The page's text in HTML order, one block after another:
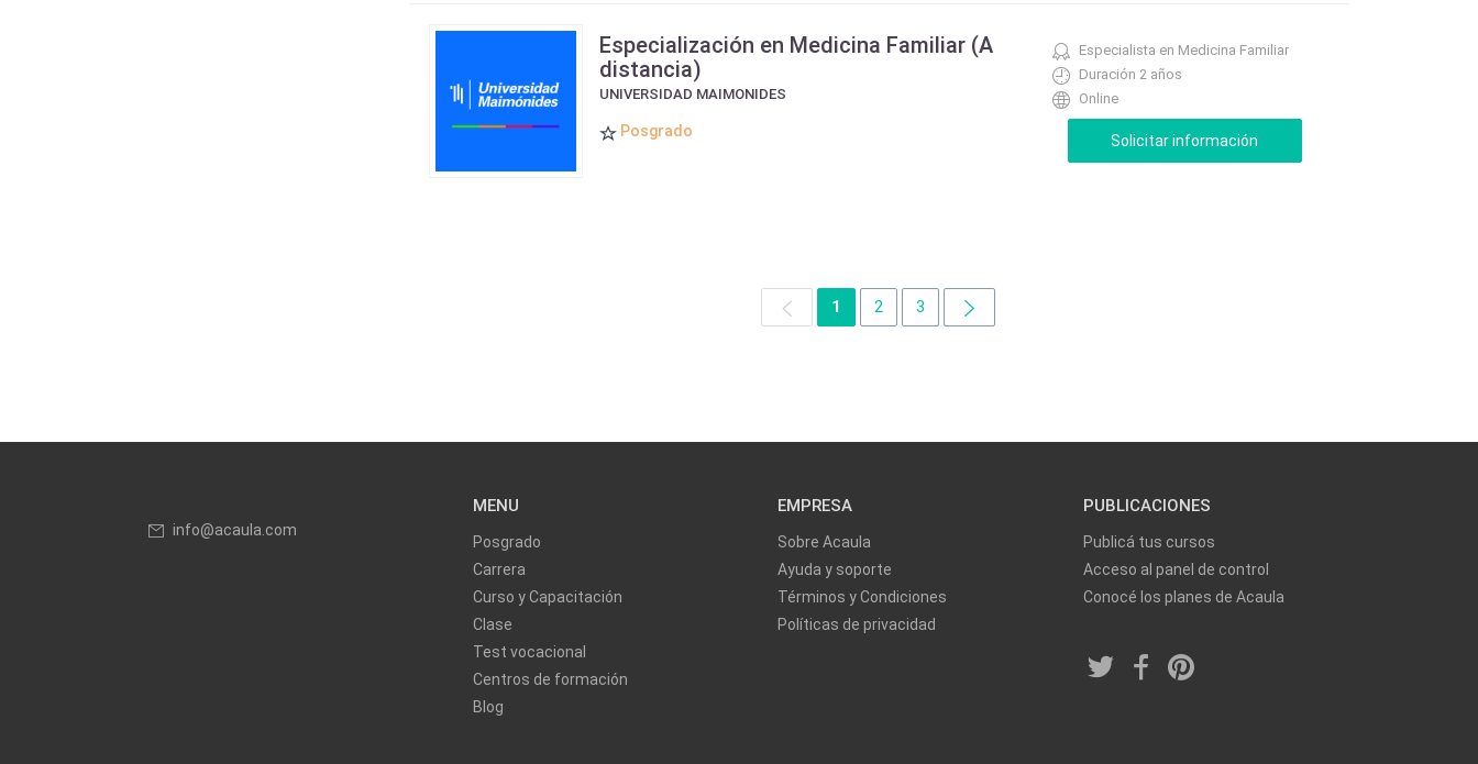
Especialización en Medicina Familiar (A
distancia)
UNIVERSIDAD MAIMONIDES
Posgrado
Especialista en Medicina Familiar
Duración 2 años
Online
1 2 3
info@acaula.com
MENU
Posgrado
Carrera
Curso y Capacitación
Clase
Test vocacional
Centros de formación
Blog
EMPRESA
Sobre Acaula
Ayuda y soporte
Términos y Condiciones
Políticas de privacidad
PUBLICACIONES
Publicá tus cursos
Acceso al panel de control
Conocé los planes de Acaula